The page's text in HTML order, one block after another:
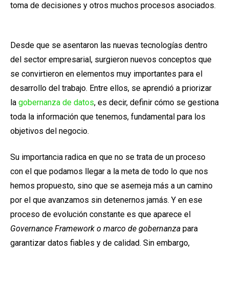
toma de decisiones y otros muchos procesos asociados.
Desde que se asentaron las nuevas tecnologías dentro
del sector empresarial, surgieron nuevos conceptos que
se convirtieron en elementos muy importantes para el
desarrollo del trabajo. Entre ellos, se aprendió a priorizar
la gobernanza de datos, es decir, definir cómo se gestiona
toda la información que tenemos, fundamental para los
objetivos del negocio.
Su importancia radica en que no se trata de un proceso
con el que podamos llegar a la meta de todo lo que nos
hemos propuesto, sino que se asemeja más a un camino
por el que avanzamos sin detenernos jamás. Y en ese
proceso de evolución constante es que aparece el
Governance Framework o marco de gobernanza para
garantizar datos fiables y de calidad. Sin embargo,